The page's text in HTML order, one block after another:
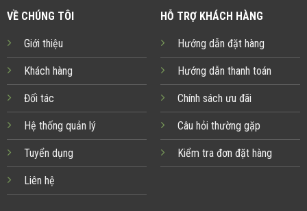
VỀ CHÚNG TÔI
Giới thiệu
Khách hàng
Đối tác
Hệ thống quản lý
Tuyển dụng
Liên hệ
HỖ TRỢ KHÁCH HÀNG
Hướng dẫn đặt hàng
Hướng dẫn thanh toán
Chính sách ưu đãi
Câu hỏi thường gặp
Kiểm tra đơn đặt hàng